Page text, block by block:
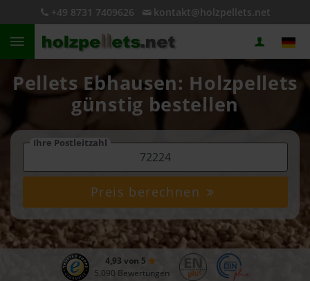
+49 8731 7409626 kontakt@holzpellets.net
Pellets Ebhausen: Holzpellets
günstig bestellen
Ihre Postleitzahl
Preis berechnen
4,93 von 5
5.090 Bewertungen